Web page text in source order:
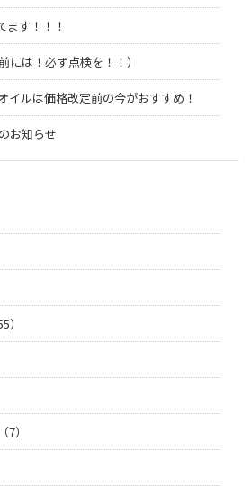
ます！！！
は！必ず点検を！！）
イルは価格改定前の今がおすすめ！
お知らせ
）